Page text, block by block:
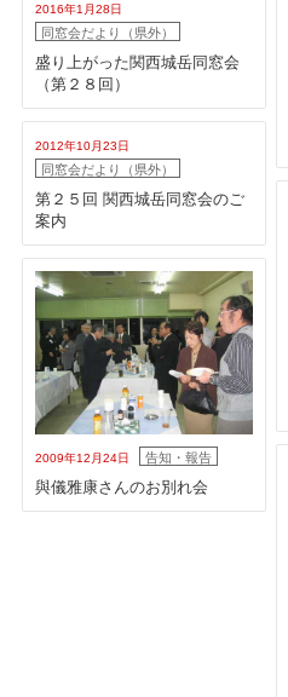
2016年1月28日
同窓会だより（県外）
盛り上がった関西城岳同窓会
（第２８回）
2012年10月23日
同窓会だより（県外）
第２５回 関西城岳同窓会のご
案内
2009年12月24日 告知・報告
與儀雅康さんのお別れ会